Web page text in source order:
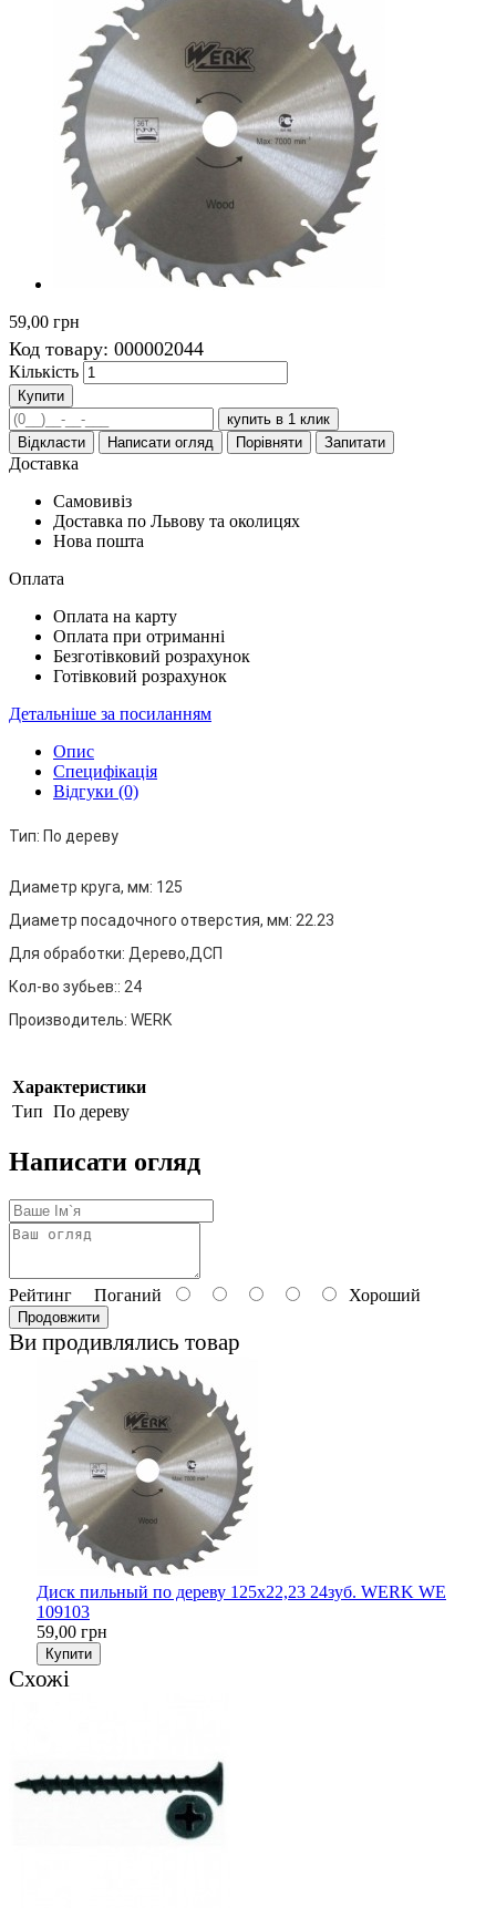
59,00 грн
Код товару: 000002044
Кількість
Купити
купить в 1 клик
Відкласти
Написати огляд Порівняти Запитати
Доставка
Самовивіз
Доставка по Львову та околицях
Нова пошта
Оплата
Оплата на карту
Оплата при отриманні
Безготівковий розрахунок
Готівковий розрахунок
Детальніше за посиланням
Опис
Специфікація
Відгуки (0)
Тип: По дереву
Диаметр круга, мм: 125
Диаметр посадочного отверстия, мм: 22.23
Для обработки: Дерево,ДСП
Кол-во зубьев:: 24
Производитель: WERK
Характеристики
Тип По дереву
Написати огляд
Рейтинг Поганий Хороший
Продовжити
Ви продивлялись товар
Диск пильный по дереву 125х22,23 24зуб. WERK WE
109103
59,00 грн
Купити
Схожі